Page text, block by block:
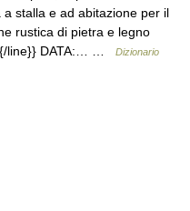
stalla e ad abitazione per il
rustica di pietra e legno
line}} DATA:… …
Dizionario